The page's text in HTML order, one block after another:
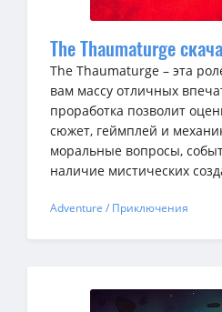
The Thaumaturge
The Thaumaturge – эта
вам массу отличных
проработка позволит
сюжет, геймплей и
моральные вопросы,
наличие мистических
Adventure / Приключения